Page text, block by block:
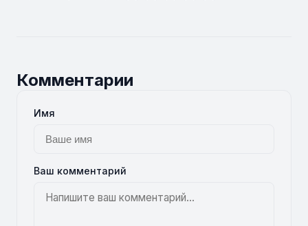
Комментарии
Имя
Ваш комментарий